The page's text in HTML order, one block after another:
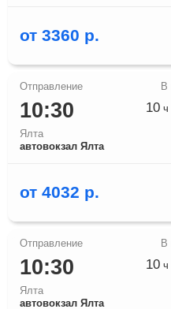
от 3360 р.
10:30
Ялта
автовокзал Ялта
10ч
от 4032 р.
10:30
Ялта
автовокзал Ялта
10ч